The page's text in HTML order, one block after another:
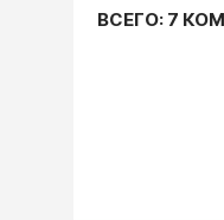
ВСЕГО: 7